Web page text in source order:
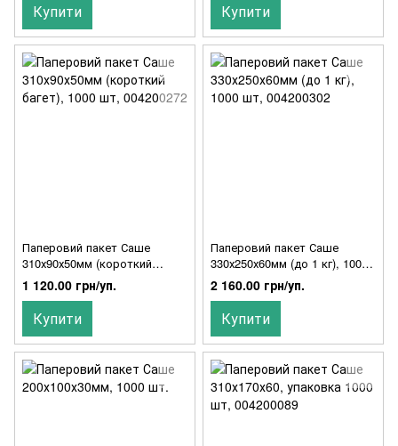
Купити Купити
Паперовий пакет Саше
310х90х50мм (короткий
багет), 1000 шт, 004200272
1 120.00 грн/уп.
Купити
Паперовий пакет Саше
330х250х60мм (до 1 кг), 1000
шт, 004200302
2 160.00 грн/уп.
Купити